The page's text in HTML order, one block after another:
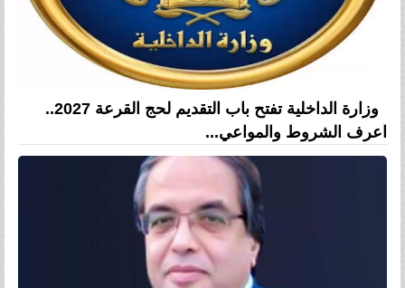
وزارة الداخلية تفتح باب التقديم لحج القرعة 2027..
اعرف الشروط والمواعي...